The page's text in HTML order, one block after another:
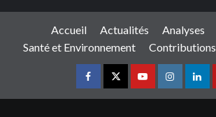
Accueil Actualités Analyses
Santé et Environnement
Contributions